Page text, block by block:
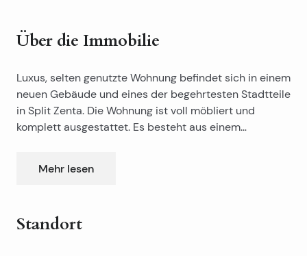
Über die Immobilie
Luxus, selten genutzte Wohnung befindet sich in einem
neuen Gebäude und eines der begehrtesten Stadtteile
in Split Zenta. Die Wohnung ist voll möbliert und
komplett ausgestattet. Es besteht aus einem
Terrasse und schönen gepflegten Garten. Die
Mehr lesen
Standort